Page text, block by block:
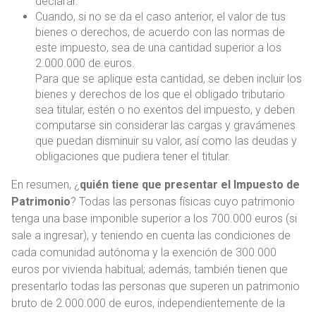
Cuando, si no se da el caso anterior, el valor de tus
bienes o derechos, de acuerdo con las normas de
este impuesto, sea de una cantidad superior a los
2.000.000 de euros.
Para que se aplique esta cantidad, se deben incluir los
bienes y derechos de los que el obligado tributario
sea titular, estén o no exentos del impuesto, y deben
computarse sin considerar las cargas y gravámenes
que puedan disminuir su valor, así como las deudas y
obligaciones que pudiera tener el titular.
En resumen, ¿ quién tiene que presentar el Impuesto de
Patrimonio? Todas las personas físicas cuyo patrimonio
tenga una base imponible superior a los 700.000 euros (si
sale a ingresar), y teniendo en cuenta las condiciones de
cada comunidad autónoma y la exención de 300.000
euros por vivienda habitual; además, también tienen que
presentarlo todas las personas que superen un patrimonio
bruto de 2.000.000 de euros, independientemente de la